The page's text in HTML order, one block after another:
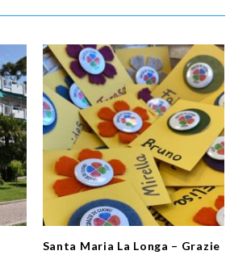
Santa Maria La Longa – Grazie